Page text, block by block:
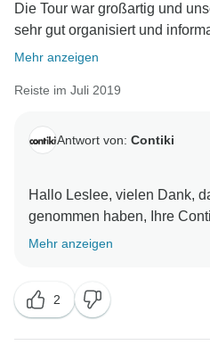
Die Tour war großartig und
sehr gut organisiert und
Mehr anzeigen
Reiste im Juli 2019
Antwort von: Contiki
Hallo Leslee, vielen Dank,
genommen haben, Ihre
Wir sind so glücklich zu
Mehr anzeigen
2